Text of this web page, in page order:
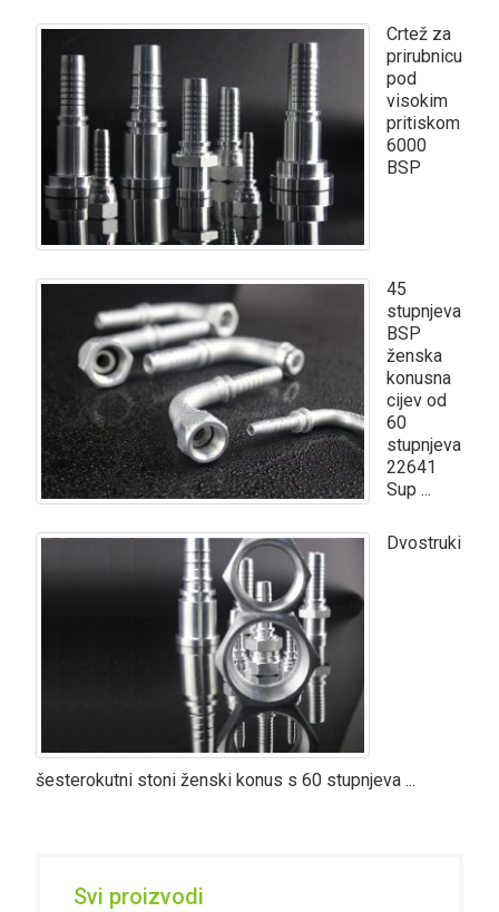
Crtež za
prirubnicu
pod
visokim
pritiskom
6000
BSP
45
stupnjeva
BSP
ženska
konusna
cijev od
60
stupnjeva
22641
Sup ...
Dvostruki
šesterokutni stoni ženski konus s 60 stupnjeva ...
Svi proizvodi